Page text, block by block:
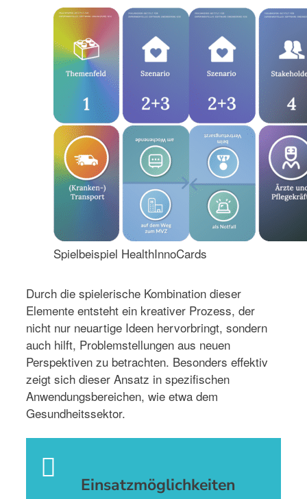
Spielbeispiel HealthInnoCards
Durch die spielerische Kombination dieser
Elemente entsteht ein kreativer Prozess, der
nicht nur neuartige Ideen hervorbringt, sondern
auch hilft, Problemstellungen aus neuen
Perspektiven zu betrachten. Besonders effektiv
zeigt sich dieser Ansatz in spezifischen
Anwendungsbereichen, wie etwa dem
Gesundheitssektor.
Einsatzmöglichkeiten